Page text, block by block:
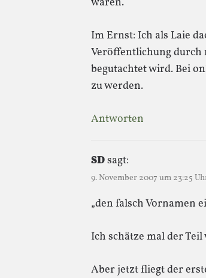
Im Ernst: Ich als Laie
Veröffentlichung durch
begutachtet wird. Bei
zu werden.
Antworten
SDsagt:
9. November 2007 um 23:25
„den falsch Vornamen
Ich schätze mal der
Aber jetzt fliegt der